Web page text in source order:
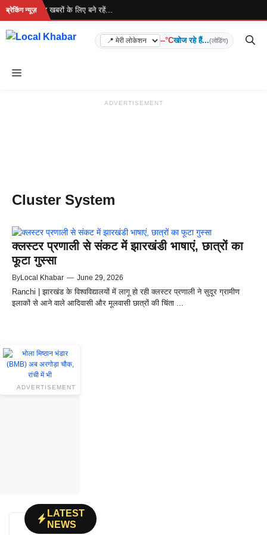
Skip
content
ब्रेकिंग न्यूज़
रहा है... ताज़ा खबरों के लिए बने रहें...
--°Cखोज रहे हैं...(लोडिंग)
Menu
ADVERTISEMENT
Cluster System
क्लस्टर प्रणाली से संकट में झारखंडी भाषाएं, छात्रों का
फूटा गुस्सा
ByLocal Khabar — June 29, 2026
Ranchi | झारखंड के विश्वविद्यालयों में लागू हो रही क्लस्टर प्रणाली ने सुदूर ग्रामीण
इलाकों से आने वाले आदिवासी और मूलवासी छात्रों की चिंता ...
ADVERTISEMENT
LATEST
NEWS